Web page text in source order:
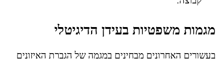
מגמות משפטיות בעידן הדיגיטלי
בעשורים האחרונים מבחינים במגמה של הגברת האיזונים